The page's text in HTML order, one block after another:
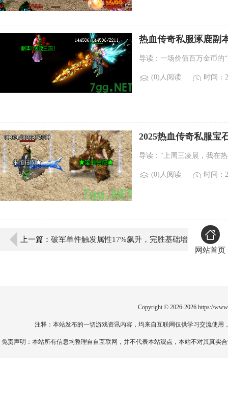
热血传奇私服涿鹿副
导读：一场价值百万金币的
(0)人阅读 时间：
2025热血传奇私服宝
导读："上周三凌晨，我在
(0)人阅读 时间：
上一篇： 破军单件触发属性17%飙升，完胜基础增
网站首页
Copyright © 2026-2026 https://
注释：本站发布的一切游戏资讯内容，均来自互联网仅供学习交流使
免责声明：本站所有信息均整理自自互联网，并不代表本站观点，本站不对其真实